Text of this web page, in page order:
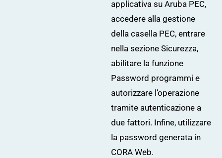
applicativa su Aruba PEC,
accedere alla gestione
della casella PEC, entrare
nella sezione Sicurezza,
abilitare la funzione
Password programmi e
autorizzare l’operazione
tramite autenticazione a
due fattori. Infine, utilizzare
la password generata in
CORA Web.